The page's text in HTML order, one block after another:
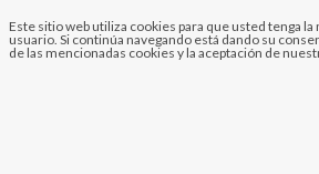
Este sitio web utiliza cookies para que usted tenga
usuario. Si continúa navegando está dando su
de las mencionadas cookies y la aceptación de